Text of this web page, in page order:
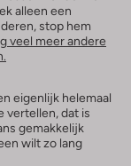
alleen een
stop hem
veel meer andere
eigenlijk helemaal
vertellen, dat is
gemakkelijk
wilt zo lang